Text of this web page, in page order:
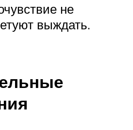
не
выждать.